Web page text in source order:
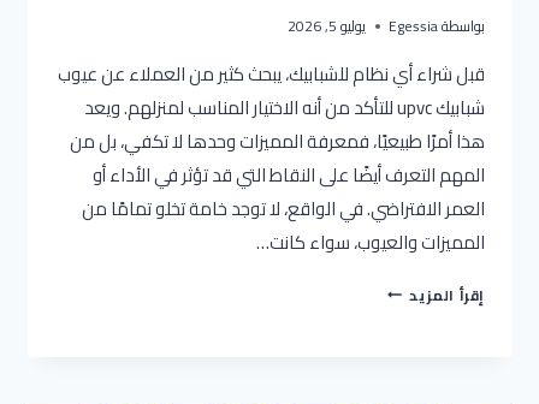
بواسطةEgessia يوليو 5, 2026
قبل شراء أي نظام للشبابيك، يبحث كثير من العملاء عن عيوب
شبابيك upvc للتأكد من أنه الاختيار المناسب لمنزلهم. ويعد
هذا أمرًا طبيعيًا، فمعرفة المميزات وحدها لا تكفي، بل من
المهم التعرف أيضًا على النقاط التي قد تؤثر في الأداء أو
العمر الافتراضي. في الواقع، لا توجد خامة تخلو تمامًا من
المميزات والعيوب، سواء كانت…
إقرأ المزيد عيوب